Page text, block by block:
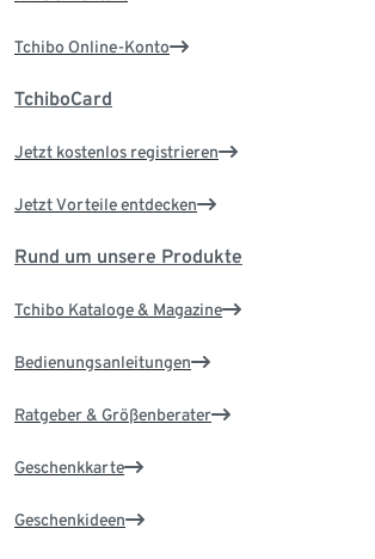
Tchibo Online-Konto
TchiboCard
Jetzt kostenlos registrieren
Jetzt Vorteile entdecken
Rund um unsere Produkte
Tchibo Kataloge & Magazine
Bedienungsanleitungen
Ratgeber & Größenberater
Geschenkkarte
Geschenkideen